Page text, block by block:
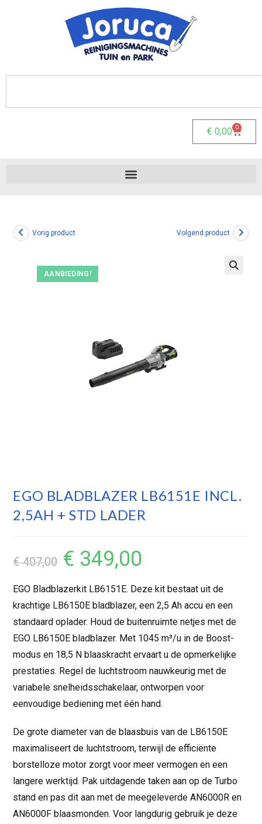
€ 0,00 0
AANBIEDING!
Vorig product Volgend product
EGO BLADBLAZER LB6151E INCL.
2,5AH + STD LADER
€407,00 € 349,00
EGO Bladblazerkit LB6151E. Deze kit bestaat uit de
krachtige LB6150E bladblazer, een 2,5 Ah accu en een
standaard oplader. Houd de buitenruimte netjes met de
EGO LB6150E bladblazer. Met 1045 m³/u in de Boost-
modus en 18,5 N blaaskracht ervaart u de opmerkelijke
prestaties. Regel de luchtstroom nauwkeurig met de
variabele snelheidsschakelaar, ontworpen voor
eenvoudige bediening met één hand.
De grote diameter van de blaasbuis van de LB6150E
maximaliseert de luchtstroom, terwijl de efficiënte
borstelloze motor zorgt voor meer vermogen en een
langere werktijd. Pak uitdagende taken aan op de Turbo
stand en pas dit aan met de meegeleverde AN6000R en
AN6000F blaasmonden. Voor langdurig gebruik je deze